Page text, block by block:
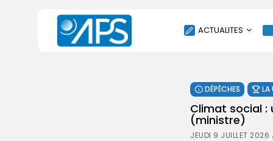
ACTUALITES
SOCIÉTÉ
ÉCONOMIE
CULTURE
DÉPÊCHES LA
Climat social :
(ministre)
JEUDI 9 JUILLET 2026